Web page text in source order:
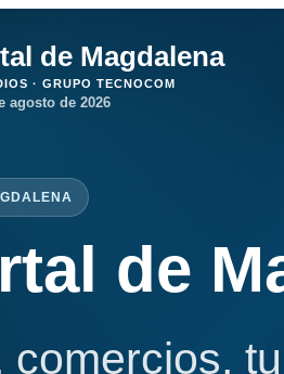
de Magdalena
· GRUPO TECNOCOM
agosto de 2026
de
comercios,